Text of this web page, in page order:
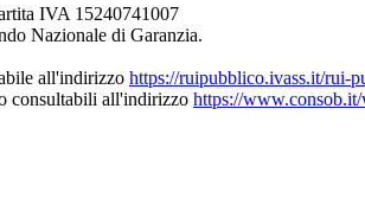
IVA 15240741007
Nazionale di Garanzia.
all'indirizzo https://ruipubblico.ivass.it/rui-
consultabili all'indirizzo https://